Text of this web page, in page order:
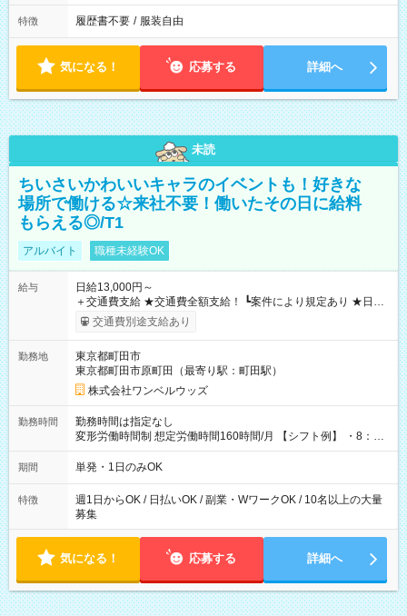
特徴 履歴書不要 / 服装自由
気になる！ 応募する 詳細へ
未読
ちいさいかわいいキャラのイベントも！好きな
場所で働ける☆来社不要！働いたその日に給料
もらえる◎/T1
アルバイト 職種未経験OK
給与
日給13,000円～
＋交通費支給 ★交通費全額支給！ ┗案件により規定あり ★日払
いOK！（規定あり） ┗働いたその日に現金GET♪ お仕事後はコ
ンビニATMから 日払い分を引き落とせます！ 【試用期間】試
交通費別途支給あり
勤務地
東京都町田市
東京都町田市原町田（最寄り駅：町田駅）
株式会社ワンベルウッズ
勤務時間
勤務時間は指定なし
変形労働時間制 想定労働時間160時間/月 【シフト例】 ・8：00
～21：00
期間 単発・1日のみOK
特徴
週1日からOK / 日払いOK / 副業・WワークOK / 10名以上の大量
募集
気になる！ 応募する 詳細へ